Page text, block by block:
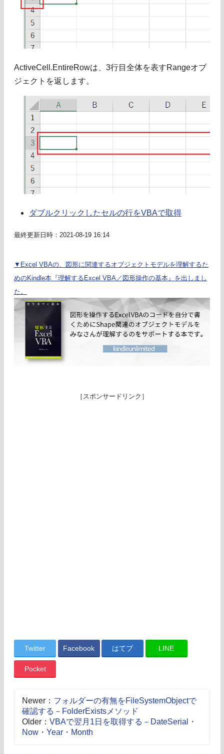
ActiveCell.EntireRowは、3行目全体を表すRangeオブ
ジェクトを返します。
ダブルクリックしたセルの行をVBAで取得
最終更新日時：2021-08-19 16:14
▼Excel VBAの、図形に関連するオブジェクトモデルを理解するた
めのKindle本『理解するExcel VBA／図形操作の基本』を出しまし
た。
［スポンサードリンク］
Twitter Facebook はてブ LINE
Pocket
Newer： フォルダーの有無をFileSystemObjectで
確認する－FolderExistsメソッド
Older： VBAで翌月1日を取得する－DateSerial・
Now・Year・Month